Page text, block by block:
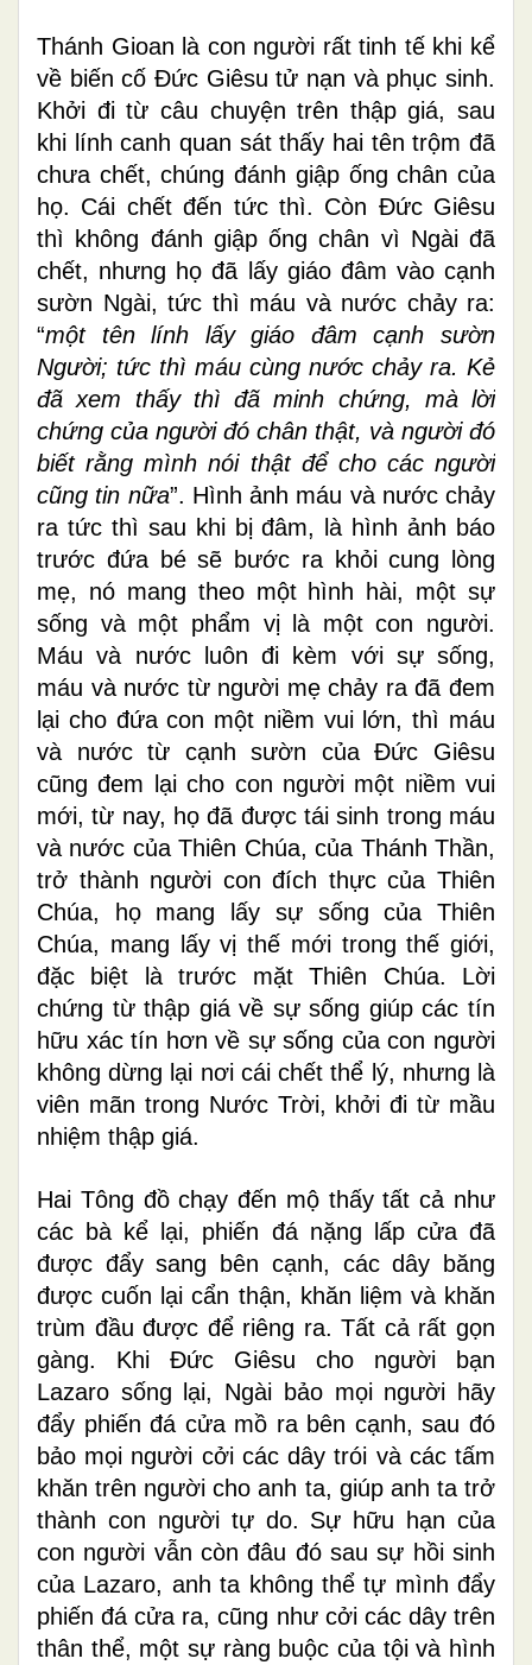
Thánh Gioan là con người rất tinh tế khi kể
về biến cố Đức Giêsu tử nạn và phục sinh.
Khởi đi từ câu chuyện trên thập giá, sau
khi lính canh quan sát thấy hai tên trộm đã
chưa chết, chúng đánh giập ống chân của
họ. Cái chết đến tức thì. Còn Đức Giêsu
thì không đánh giập ống chân vì Ngài đã
chết, nhưng họ đã lấy giáo đâm vào cạnh
sườn Ngài, tức thì máu và nước chảy ra:
“một tên lính lấy giáo đâm cạnh sườn
Người; tức thì máu cùng nước chảy ra. Kẻ
đã xem thấy thì đã minh chứng, mà lời
chứng của người đó chân thật, và người đó
biết rằng mình nói thật để cho các người
cũng tin nữa”. Hình ảnh máu và nước chảy
ra tức thì sau khi bị đâm, là hình ảnh báo
trước đứa bé sẽ bước ra khỏi cung lòng
mẹ, nó mang theo một hình hài, một sự
sống và một phẩm vị là một con người.
Máu và nước luôn đi kèm với sự sống,
máu và nước từ người mẹ chảy ra đã đem
lại cho đứa con một niềm vui lớn, thì máu
và nước từ cạnh sườn của Đức Giêsu
cũng đem lại cho con người một niềm vui
mới, từ nay, họ đã được tái sinh trong máu
và nước của Thiên Chúa, của Thánh Thần,
trở thành người con đích thực của Thiên
Chúa, họ mang lấy sự sống của Thiên
Chúa, mang lấy vị thế mới trong thế giới,
đặc biệt là trước mặt Thiên Chúa. Lời
chứng từ thập giá về sự sống giúp các tín
hữu xác tín hơn về sự sống của con người
không dừng lại nơi cái chết thể lý, nhưng là
viên mãn trong Nước Trời, khởi đi từ mầu
nhiệm thập giá.
Hai Tông đồ chạy đến mộ thấy tất cả như
các bà kể lại, phiến đá nặng lấp cửa đã
được đẩy sang bên cạnh, các dây băng
được cuốn lại cẩn thận, khăn liệm và khăn
trùm đầu được để riêng ra. Tất cả rất gọn
gàng. Khi Đức Giêsu cho người bạn
Lazaro sống lại, Ngài bảo mọi người hãy
đẩy phiến đá cửa mồ ra bên cạnh, sau đó
bảo mọi người cởi các dây trói và các tấm
khăn trên người cho anh ta, giúp anh ta trở
thành con người tự do. Sự hữu hạn của
con người vẫn còn đâu đó sau sự hồi sinh
của Lazaro, anh ta không thể tự mình đẩy
phiến đá cửa ra, cũng như cởi các dây trên
thân thể, một sự ràng buộc của tội và hình